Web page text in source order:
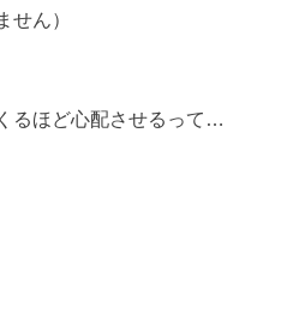
ん）
るほど心配させるって …